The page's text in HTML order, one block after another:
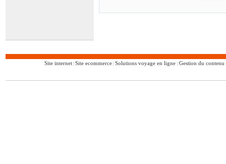
Site internet| Site ecommerce| Solutions voyage en ligne Gestion du contenu